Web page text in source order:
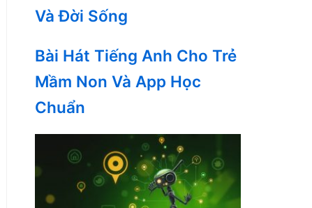
Và Đời Sống
Bài Hát Tiếng Anh Cho Trẻ
Mầm Non Và App Học
Chuẩn